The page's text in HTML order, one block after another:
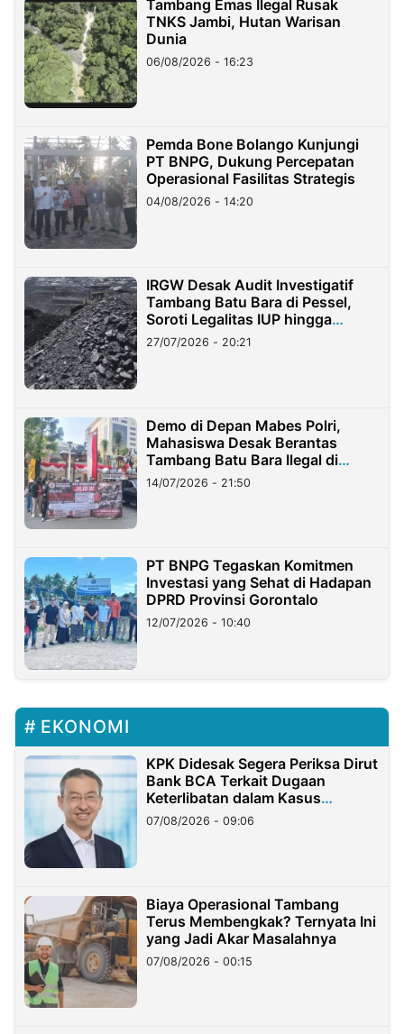
Tambang Emas Ilegal Rusak
TNKS Jambi, Hutan Warisan
Dunia
06/08/2026 - 16:23
Pemda Bone Bolango Kunjungi
PT BNPG, Dukung Percepatan
Operasional Fasilitas Strategis
04/08/2026 - 14:20
IRGW Desak Audit Investigatif
Tambang Batu Bara di Pessel,
Soroti Legalitas IUP hingga
Stockpile
27/07/2026 - 20:21
Demo di Depan Mabes Polri,
Mahasiswa Desak Berantas
Tambang Batu Bara Ilegal di
Lampung
14/07/2026 - 21:50
PT BNPG Tegaskan Komitmen
Investasi yang Sehat di Hadapan
DPRD Provinsi Gorontalo
12/07/2026 - 10:40
EKONOMI
KPK Didesak Segera Periksa Dirut
Bank BCA Terkait Dugaan
Keterlibatan dalam Kasus
Hilangnya Dana Nasabah Rp2,58
Miliar
07/08/2026 - 09:06
Biaya Operasional Tambang
Terus Membengkak? Ternyata Ini
yang Jadi Akar Masalahnya
07/08/2026 - 00:15